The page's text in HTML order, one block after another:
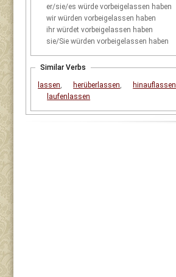
er/sie/es
würde vorbeigelassen haben
wir
würden vorbeigelassen haben
ihr
würdet vorbeigelassen haben
sie/Sie
würden vorbeigelassen haben
Similar Verbs
lassen, herüberlassen, hinauflassen
laufenlassen